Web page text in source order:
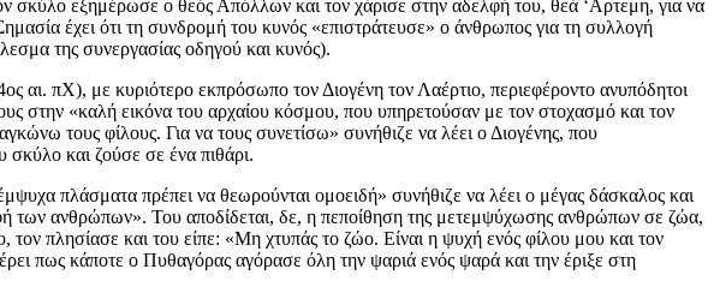
σκύλο εξημέρωσε ο θεός Απόλλων και τον χάρισε στην αδελφή του, θεά ‘Αρτεμη, για να
έχει ότι τη συνδρομή του κυνός «επιστράτευσε» ο άνθρωπος για τη συλλογή
της συνεργασίας οδηγού και κυνός).
αι. πΧ), με κυριότερο εκπρόσωπο τον Διογένη τον Λαέρτιο, περιεφέροντο ανυπόδητοι
στην «καλή εικόνα του αρχαίου κόσμου, που υπηρετούσαν με τον στοχασμό και τον
τους φίλους. Για να τους συνετίσω» συνήθιζε να λέει ο Διογένης, που
και ζούσε σε ένα πιθάρι.
πλάσματα πρέπει να θεωρούνται ομοειδή» συνήθιζε να λέει ο μέγας δάσκαλος και
των ανθρώπων». Του αποδίδεται, δε, η πεποίθηση της μετεμψύχωσης ανθρώπων σε ζώα,
πλησίασε και του είπε: «Μη χτυπάς το ζώο. Είναι η ψυχή ενός φίλου μου και τον
πως κάποτε ο Πυθαγόρας αγόρασε όλη την ψαριά ενός ψαρά και την έριξε στη